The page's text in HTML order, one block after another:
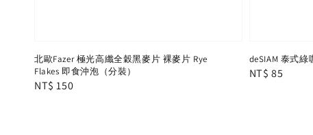
北歐Fazer 極光高纖全穀黑麥片 裸麥片 Rye
Flakes 即食沖泡（分裝）
Regular
NT$ 150
deSIAM 泰式綠
Regular
NT$ 85